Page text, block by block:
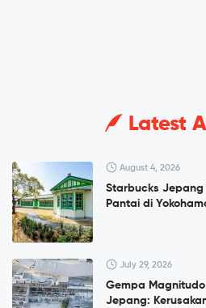
Latest
August 4, 2026
Starbucks Jepang
Pantai di
July 29, 2026
Gempa
Jepang: